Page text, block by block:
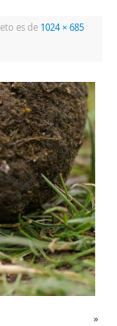
es de 1024 × 685
»